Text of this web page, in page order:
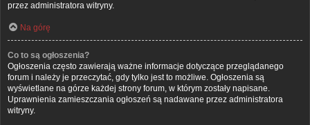
przez administratora witryny.
Na górę
Co to są ogłoszenia?
Ogłoszenia często zawierają ważne informacje dotyczące przeglądanego
forum i należy je przeczytać, gdy tylko jest to możliwe. Ogłoszenia są
wyświetlane na górze każdej strony forum, w którym zostały napisane.
Uprawnienia zamieszczania ogłoszeń są nadawane przez administratora
witryny.